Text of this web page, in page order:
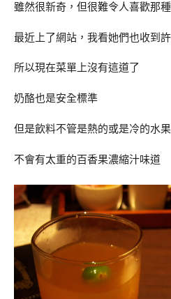
雖然很新奇，但很難令人喜歡那
最近上了網站，我看她們也收到
所以現在菜單上沒有這道了
奶酪也是安全標準
但是飲料不管是熱的或是冷的水
不會有太重的百香果濃縮汁味道